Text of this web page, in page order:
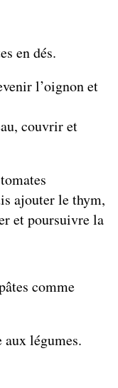
en dés.
l’oignon et
couvrir et
ajouter le thym,
et poursuivre la
comme
aux légumes.